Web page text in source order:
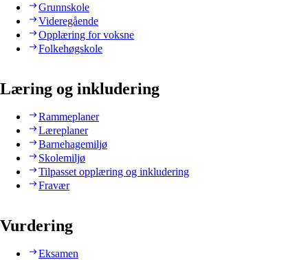
Grunnskole
Videregående
Opplæring for voksne
Folkehøgskole
Læring og inkludering
Rammeplaner
Læreplaner
Barnehagemiljø
Skolemiljø
Tilpasset opplæring og inkludering
Fravær
Vurdering
Eksamen